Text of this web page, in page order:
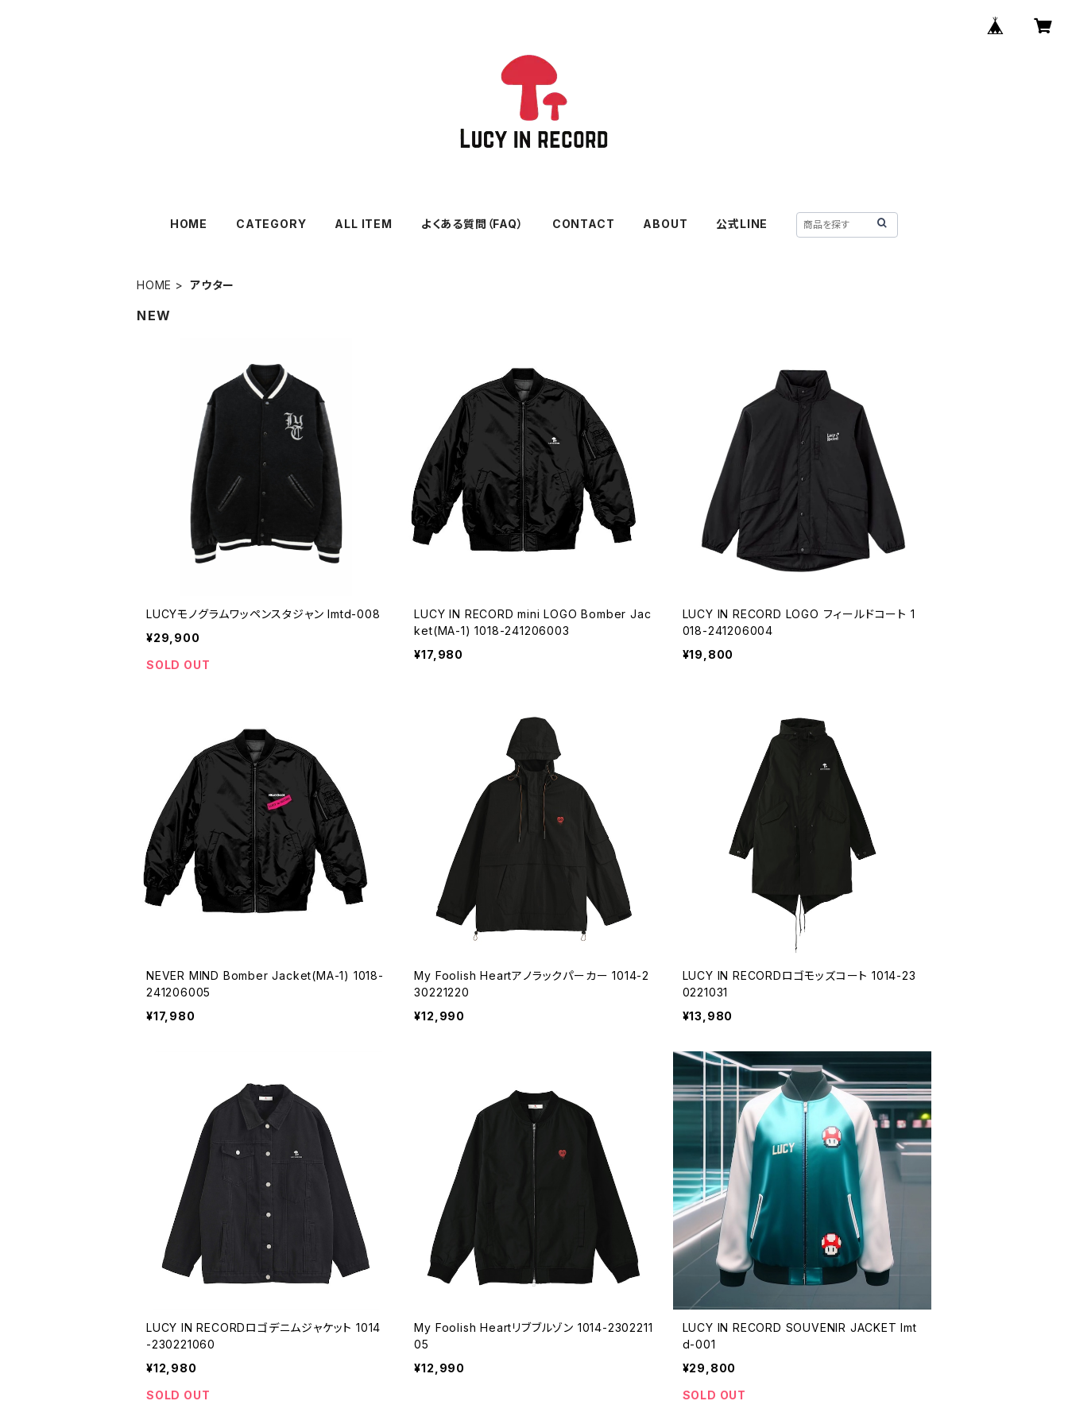
HOME CATEGORY ALL ITEM よくある質問（FAQ） CONTACT ABOUT 公式LINE
HOME アウター
NEW
LUCYモノグラムワッペンスタジャン lmtd-008
¥29,900
SOLD OUT
LUCY IN RECORD mini LOGO Bomber Jac
ket(MA-1) 1018-241206003
¥17,980
LUCY IN RECORD LOGO フィールドコート 1
018-241206004
¥19,800
NEVER MIND Bomber Jacket(MA-1) 1018-
241206005
¥17,980
My Foolish Heartアノラックパーカー 1014-2
30221220
¥12,990
LUCY IN RECORDロゴモッズコート 1014-23
0221031
¥13,980
LUCY IN RECORDロゴデニムジャケット 1014
-230221060
¥12,980
SOLD OUT
My Foolish Heartリブブルゾン 1014-2302211
05
¥12,990
LUCY IN RECORD SOUVENIR JACKET lmt
d-001
¥29,800
SOLD OUT